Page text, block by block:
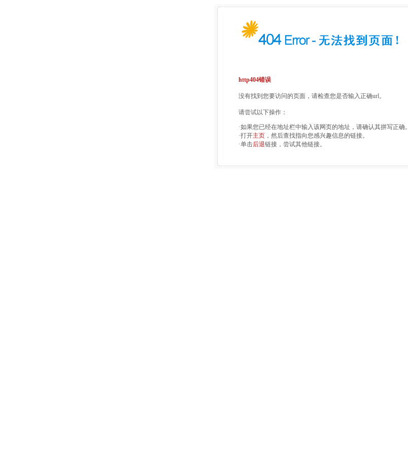
http404错误
没有找到您要访问的页面，请检查您是否输入正确url。
请尝试以下操作：
·如果您已经在地址栏中输入该网页的地址，请确认其拼写正确。
·打开主页 ，然后查找指向您感兴趣信息的链接。
·单击后退链接，尝试其他链接。